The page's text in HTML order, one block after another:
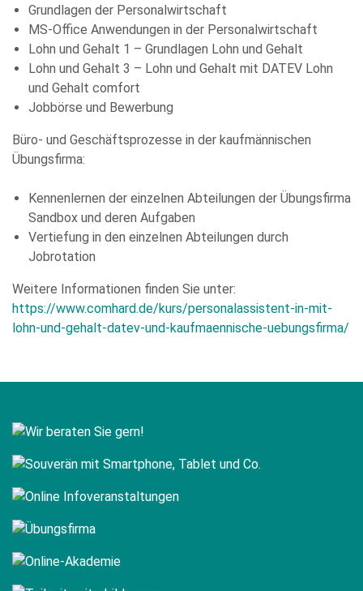
Grundlagen der Personalwirtschaft
MS-Office Anwendungen in der Personalwirtschaft
Lohn und Gehalt 1 – Grundlagen Lohn und Gehalt
Lohn und Gehalt 3 – Lohn und Gehalt mit DATEV Lohn
und Gehalt comfort
Jobbörse und Bewerbung
Büro- und Geschäftsprozesse in der kaufmännischen
Übungsfirma:
Kennenlernen der einzelnen Abteilungen der Übungsfirma
Sandbox und deren Aufgaben
Vertiefung in den einzelnen Abteilungen durch
Jobrotation
Weitere Informationen finden Sie unter:
https://www.comhard.de/kurs/personalassistent-in-mit-
lohn-und-gehalt-datev-und-kaufmaennische-uebungsfirma/